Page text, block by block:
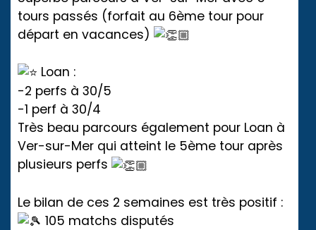
tours passés (forfait au 6ème tour pour
départ en vacances)
Loan :
-2 perfs à 30/5
-1 perf à 30/4
Très beau parcours également pour Loan à
Ver-sur-Mer qui atteint le 5ème tour après
plusieurs perfs
Le bilan de ces 2 semaines est très positif :
105 matchs disputés